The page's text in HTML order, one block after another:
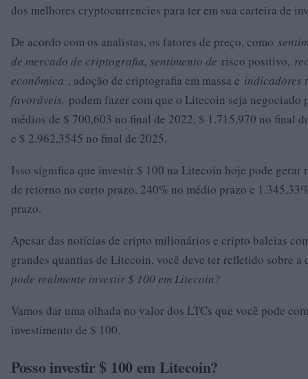
dos melhores cryptocurrencies para ter em sua carteira de
De acordo com os analistas, os fatores de preço, como
de mercado de criptografia, sentimento de risco positivo,
econômica , adoção de criptografia em massa e indicadores
favoráveis, podem fazer com que o Litecoin seja negociado
médios de $ 700,603 no final de 2022, $ 1.715,970 no final
e $ 2.962,3545 no final de 2025.
Isso significa que investir $ 100 na Litecoin hoje pode gerar
de retorno no curto prazo, 240% no médio prazo e
prazo.
Apesar das notícias de cripto milionários e cripto baleias
grandes quantias de Litecoin, você deve ter refletido sobre
pode realmente investir $ 100 em Litecoin?
Vamos dar uma olhada no valor dos LTCs que você pode
investimento de $ 100.
Posso investir $ 100 em Litecoin?